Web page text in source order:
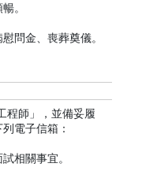
。
問金、喪葬奠儀。
程師」，並備妥履
電子信箱：
相關事宜。